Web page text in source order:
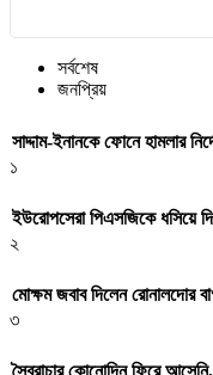
সর্বশেষ
জনপ্রিয়
সাদ্দাম-ইনানকে ফোনে হামলার
১
ইউরোপসেরা পিএসজিকে ধসিয়ে
২
মোক্ষম জবাব দিলেন রোনালদোর
৩